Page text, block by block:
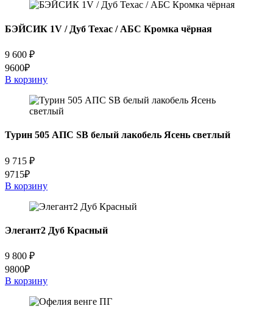
БЭЙСИК 1V / Дуб Техас / АБС Кромка чёрная
9 600 ₽
9600₽
В корзину
Турин 505 АПС SB белый лакобель Ясень светлый
9 715 ₽
9715₽
В корзину
Элегант2 Дуб Красный
9 800 ₽
9800₽
В корзину